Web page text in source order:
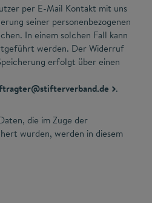
per E-Mail Kontakt mit uns
seiner personenbezogenen
In einem solchen Fall kann
werden. Der Widerruf
erfolgt über einen
.
die im Zuge der
wurden, werden in diesem